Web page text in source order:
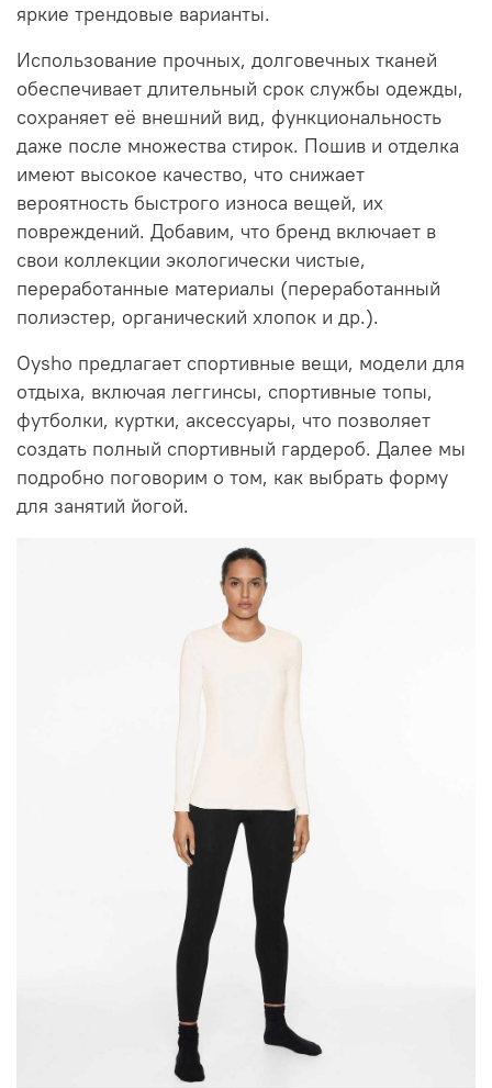
яркие трендовые варианты.
Использование прочных, долговечных тканей
обеспечивает длительный срок службы одежды,
сохраняет её внешний вид, функциональность
даже после множества стирок. Пошив и отделка
имеют высокое качество, что снижает
вероятность быстрого износа вещей, их
повреждений. Добавим, что бренд включает в
свои коллекции экологически чистые,
переработанные материалы (переработанный
полиэстер, органический хлопок и др.).
Oysho предлагает спортивные вещи, модели для
отдыха, включая леггинсы, спортивные топы,
футболки, куртки, аксессуары, что позволяет
создать полный спортивный гардероб. Далее мы
подробно поговорим о том, как выбрать форму
для занятий йогой.